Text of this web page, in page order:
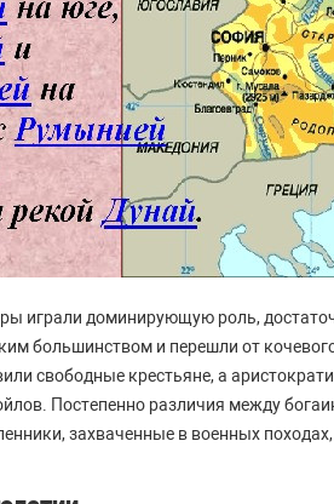
играли доминирующую роль,
большинством и перешли от
свободные крестьяне, а
Постепенно различия между
захваченные в военных